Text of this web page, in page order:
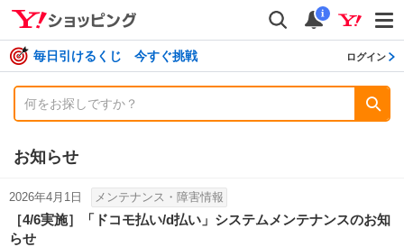
検索
通知
i
毎日引けるくじ 今すぐ挑戦 ログイン
お知らせ
2026年4月1日 メンテナンス・障害情報
［4/6実施］「ドコモ払い/d払い」システムメンテナンスのお知
らせ